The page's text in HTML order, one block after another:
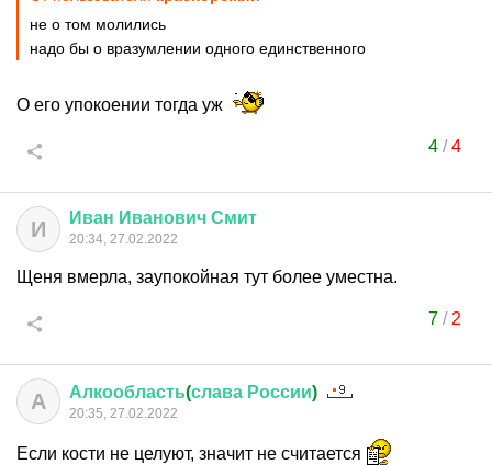
не о том молились
надо бы о вразумлении одного единственного
О его упокоении тогда уж
4/4
И Иван Иванович Смит
20:34, 27.02.2022
Щеня вмерла, заупокойная тут более уместна.
7/ 2
А Алкообласть(слава России)
20:35, 27.02.2022
Если кости не целуют, значит не считается